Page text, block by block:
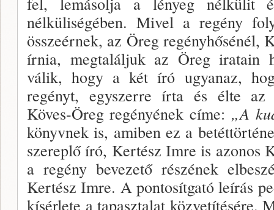
nélküliségében. Mivel a regény
összeér­nek, az Öreg regényhősénél,
írnia, megtaláljuk az Öreg iratain
válik, hogy a két író ugyanaz,
regényt, egy­szerre írta és élte az
Köves-Öreg regényének címe: „A
könyv­nek is, amiben ez a
szereplő író, Ker­tész Imre is azonos
a regény bevezető részé­nek
Kertész Imre. A pontosítgató leírás
kísérlete a tapasztalat közvetítésére.